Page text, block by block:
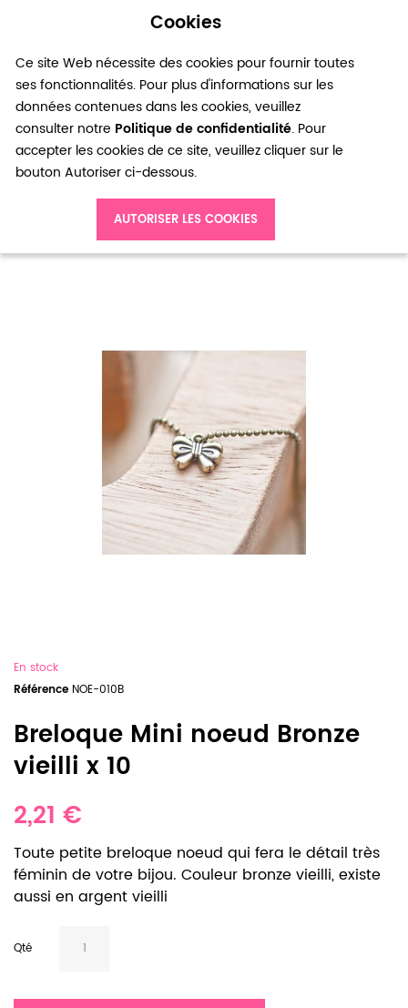
Cookies
Ce site Web nécessite des cookies pour fournir toutes
ses fonctionnalités. Pour plus d'informations sur les
données contenues dans les cookies, veuillez
consulter notre Politique de confidentialité. Pour
accepter les cookies de ce site, veuillez cliquer sur le
bouton Autoriser ci-dessous.
AUTORISER LES COOKIES
0
Breloque Mini noeud Bronze vieilli x 10
En stock
Référence NOE-010B
Breloque Mini noeud Bronze
vieilli x 10
2,21 €
Toute petite breloque noeud qui fera le détail très
féminin de votre bijou. Couleur bronze vieilli, existe
aussi en argent vieilli
Qté